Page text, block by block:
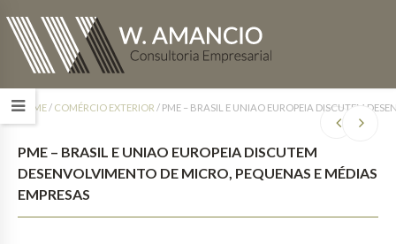
HOME/ COMÉRCIO EXTERIOR / PME – BRASIL E UNIAO EUROPEIA DISCUTEM
PME – BRASIL E UNIAO EUROPEIA DISCUTEM
DESENVOLVIMENTO DE MICRO, PEQUENAS E MÉDIAS
EMPRESAS